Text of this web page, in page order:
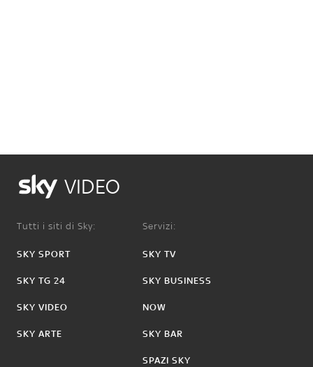
VIDEO
Tutti i siti di Sky:
SKY SPORT
SKY TG 24
SKY VIDEO
SKY ARTE
Servizi:
SKY TV
SKY BUSINESS
NOW
SKY BAR
SPAZI SKY